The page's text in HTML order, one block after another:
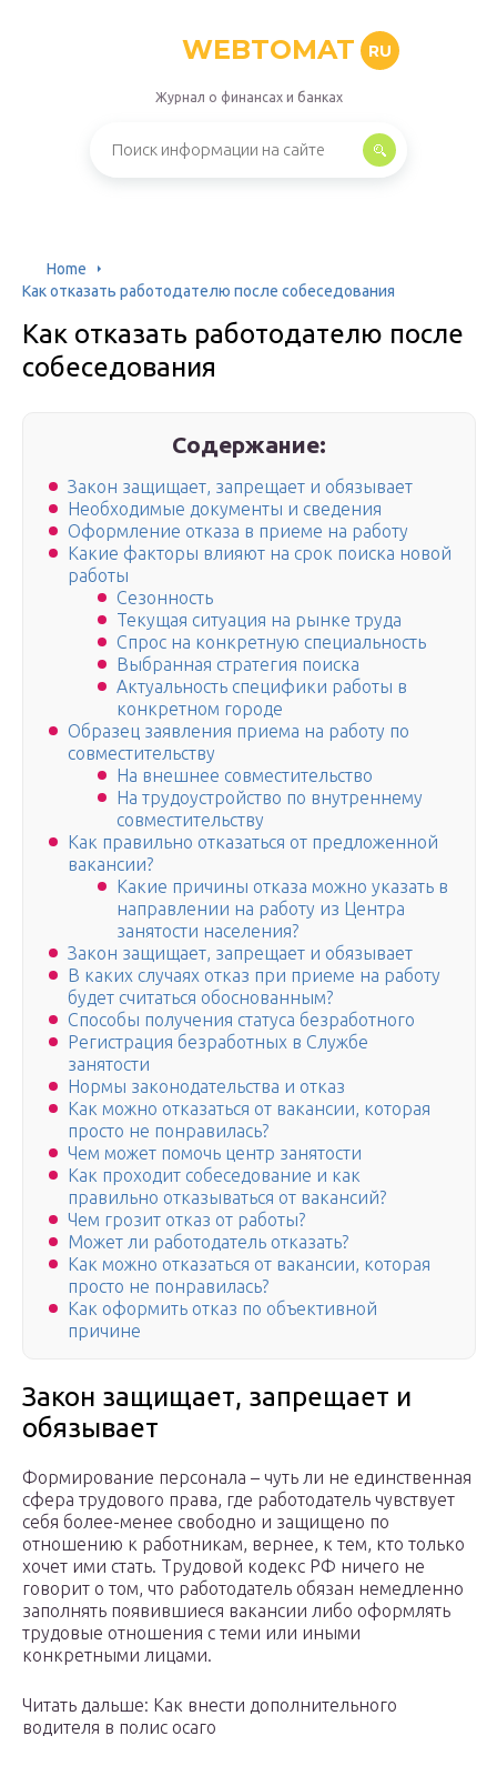
WEBTOMAT RU
Журнал о финансах и банках
Home
Как отказать работодателю после собеседования
Как отказать работодателю после
собеседования
Содержание:
Закон защищает, запрещает и обязывает
Необходимые документы и сведения
Оформление отказа в приеме на работу
Какие факторы влияют на срок поиска новой
работы
Сезонность
Текущая ситуация на рынке труда
Спрос на конкретную специальность
Выбранная стратегия поиска
Актуальность специфики работы в
конкретном городе
Образец заявления приема на работу по
совместительству
На внешнее совместительство
На трудоустройство по внутреннему
совместительству
Как правильно отказаться от предложенной
вакансии?
Какие причины отказа можно указать в
направлении на работу из Центра
занятости населения?
Закон защищает, запрещает и обязывает
В каких случаях отказ при приеме на работу
будет считаться обоснованным?
Способы получения статуса безработного
Регистрация безработных в Службе
занятости
Нормы законодательства и отказ
Как можно отказаться от вакансии, которая
просто не понравилась?
Чем может помочь центр занятости
Как проходит собеседование и как
правильно отказываться от вакансий?
Чем грозит отказ от работы?
Может ли работодатель отказать?
Как можно отказаться от вакансии, которая
просто не понравилась?
Как оформить отказ по объективной
причине
Закон защищает, запрещает и
обязывает
Формирование персонала – чуть ли не единственная
сфера трудового права, где работодатель чувствует
себя более-менее свободно и защищено по
отношению к работникам, вернее, к тем, кто только
хочет ими стать. Трудовой кодекс РФ ничего не
говорит о том, что работодатель обязан немедленно
заполнять появившиеся вакансии либо оформлять
трудовые отношения с теми или иными
конкретными лицами.
Читать дальше: Как внести дополнительного
водителя в полис осаго